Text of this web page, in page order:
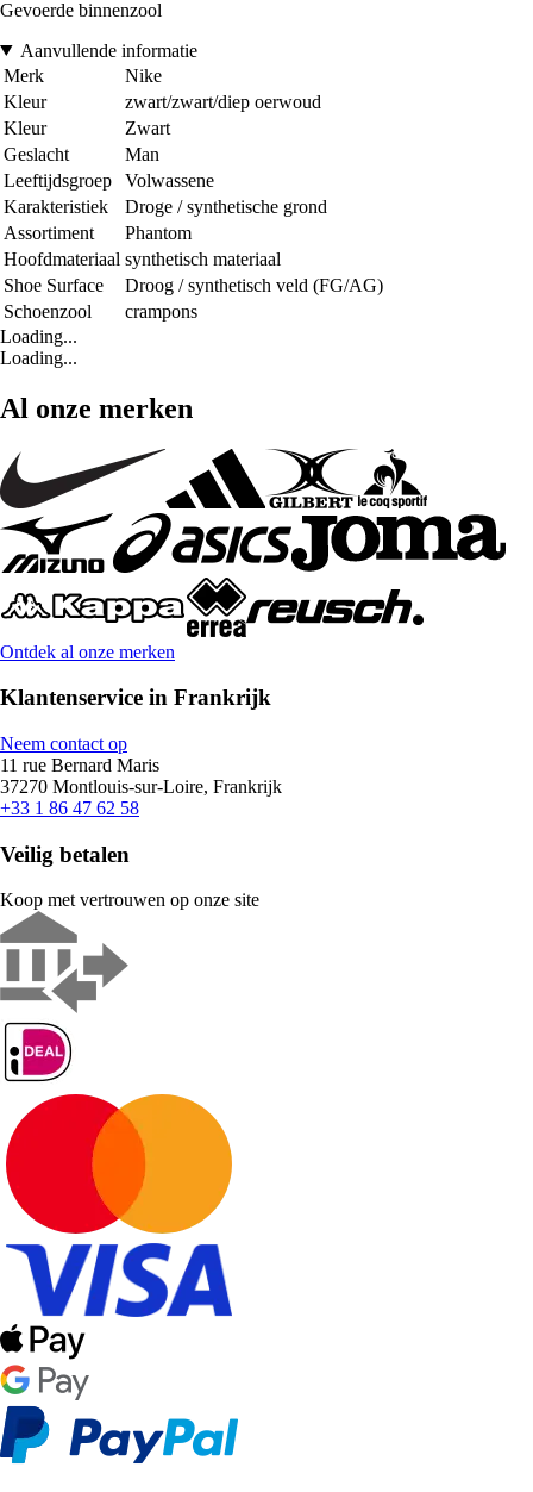
Gevoerde binnenzool
Aanvullende informatie
Merk
Nike
Kleur
zwart/zwart/diep oerwoud
Kleur
Zwart
Geslacht
Man
Leeftijdsgroep
Volwassene
Karakteristiek
Droge / synthetische grond
Assortiment
Phantom
Hoofdmateriaal synthetisch materiaal
Shoe Surface
Droog / synthetisch veld (FG/AG)
Schoenzool
crampons
Loading...
Loading...
Al onze merken
Ontdek al onze merken
Klantenservice in Frankrijk
Neem contact op
11 rue Bernard Maris
37270 Montlouis-sur-Loire, Frankrijk
+33 1 86 47 62 58
Veilig betalen
Koop met vertrouwen op onze site